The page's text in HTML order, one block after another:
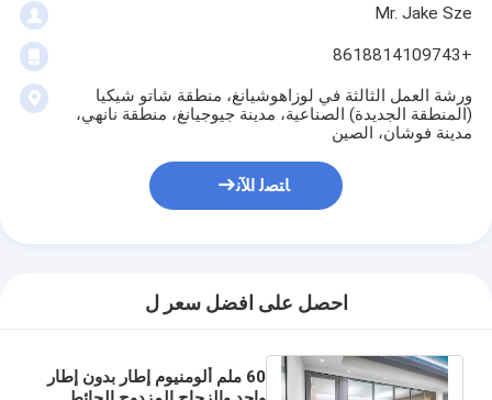
Mr. Jake Sze
+8618814109743
ورشة العمل الثالثة في لوزاهوشيانغ، منطقة شاتو شيكيا
(المنطقة الجديدة) الصناعية، مدينة جيوجيانغ، منطقة نانهي،
مدينة فوشان، الصين
ﺎﺘﺼﻟ ﺍﻶﻧ
احصل على افضل سعر ل
60 ملم ألومنيوم إطار بدون إطار